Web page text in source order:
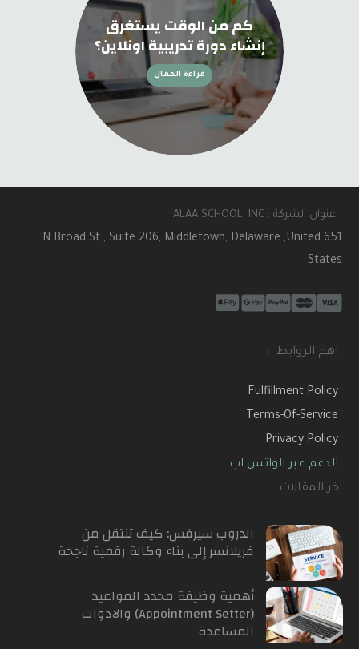
كم من الوقت يستغرق
إنشاء دورة تدريبية اونلاين؟
قراءة المقال
اخر المقالات
الدروب سيرفس: كيف تنتقل من
فريلانسر إلى بناء وكالة رقمية ناجحة
أهمية وظيفة محدد المواعيد
(Appointment Setter) والادوات
المساعدة
اهم الروابط ::
Fulfillment Policy
Terms-Of-Service
Privacy Policy
الدعم عبر الواتس اب
عنوان الشركة : ALAA SCHOOL, INC
651 N Broad St , Suite 206, Middletown, Delaware ,United
States